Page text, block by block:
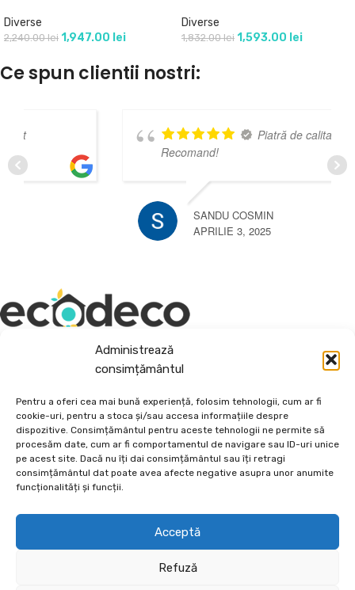
Administrează
consimțământul
Pentru a oferi cea mai bună experiență, folosim tehnologii, cum ar fi
cookie-uri, pentru a stoca și/sau accesa informațiile despre
dispozitive. Consimțământul pentru aceste tehnologii ne permite să
procesăm date, cum ar fi comportamentul de navigare sau ID-uri unice
pe acest site. Dacă nu îți dai consimțământul sau îți retragi
consimțământul dat poate avea afecte negative asupra unor anumite
funcționalități și funcții.
Acceptă
Refuză
Diverse
2,240.00lei 1,947.00 lei
Diverse
1,832.00lei 1,593.00 lei
Ce spun clientii nostri:
Piatră de calitate!
Recomand!
SANDU COSMIN
APRILIE 3, 2025
Depozit En-Gross și En-Detail
Piatră Decorativă și Plante Ornamentale
Preturi accesibile, calitate si diversitate.
DE 70, vis-a-vis de Termo Ișalnița, Craiova, Dolj, Romania
+40760973126